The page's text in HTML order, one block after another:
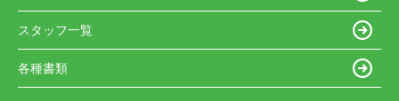
スタッフ一覧
各種書類